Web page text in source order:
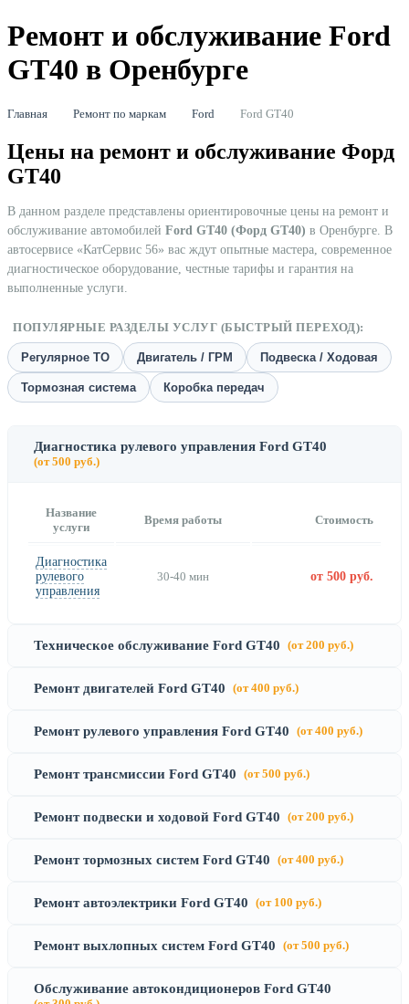
Ремонт и обслуживание Ford
GT40 в Оренбурге
Главная Ремонт по маркам Ford Ford GT40
Цены на ремонт и обслуживание Форд
GT40
В данном разделе представлены ориентировочные цены на ремонт и
обслуживание автомобилей Ford GT40 (Форд GT40) в Оренбурге. В
автосервисе «КатСервис 56» вас ждут опытные мастера, современное
диагностическое оборудование, честные тарифы и гарантия на
выполненные услуги.
ПОПУЛЯРНЫЕ РАЗДЕЛЫ УСЛУГ (БЫСТРЫЙ ПЕРЕХОД):
Регулярное ТО Двигатель / ГРМ Подвеска / Ходовая
Тормозная система Коробка передач
Диагностика рулевого управления Ford GT40
(от 500 руб.)
Название
услуги
Время работы Стоимость
Диагностика
рулевого
управления
30-40 мин от 500 руб.
Техническое обслуживание Ford GT40 (от 200 руб.)
Ремонт двигателей Ford GT40 (от 400 руб.)
Ремонт рулевого управления Ford GT40 (от 400 руб.)
Ремонт трансмиссии Ford GT40 (от 500 руб.)
Ремонт подвески и ходовой Ford GT40 (от 200 руб.)
Ремонт тормозных систем Ford GT40 (от 400 руб.)
Ремонт автоэлектрики Ford GT40 (от 100 руб.)
Ремонт выхлопных систем Ford GT40 (от 500 руб.)
Обслуживание автокондиционеров Ford GT40